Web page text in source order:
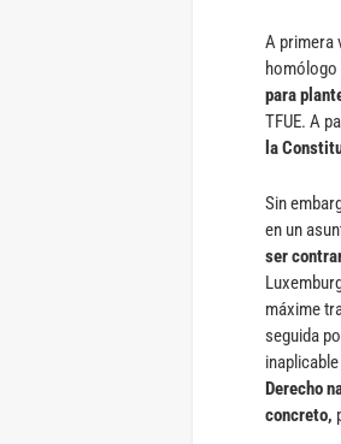
A primera
para
TFUE. A
la
Sin
en un
ser
máxime
seguida
Derecho
concreto,